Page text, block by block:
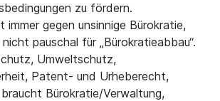
zu fördern.
immer gegen unsinnige Bürokratie,
pauschal für „Bürokratieabbau“.
Umweltschutz,
Patent- und Urheberecht,
Bürokratie/Verwaltung,